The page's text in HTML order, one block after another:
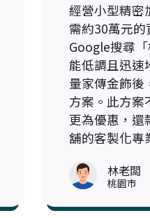
經營小型精密
需約30萬元
Google搜尋
能低調且迅速
量家傳金飾後
方案。此方案
更為優惠，還
舖的客製化專
林老闆
桃園市